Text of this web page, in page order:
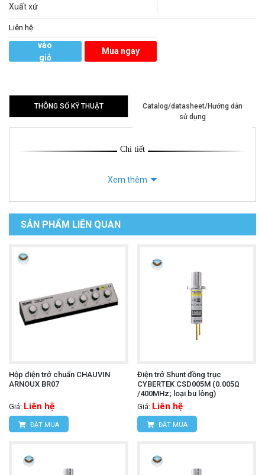
Xuất xứ
Liên hệ
vào
giỏ
Mua ngay
THÔNG SỐ KỸ THUẬT
Catalog/datasheet/Hướng dẫn
sử dụng
Chi tiết
Xem thêm
SẢN PHẨM LIÊN QUAN
Hộp điện trở chuẩn CHAUVIN
ARNOUX BR07
Giá: Liên hệ
ĐẶT MUA
Điện trở Shunt đồng trục
CYBERTEK CSD005M (0.005Ω
/400MHz; loại bu lông)
Giá: Liên hệ
ĐẶT MUA